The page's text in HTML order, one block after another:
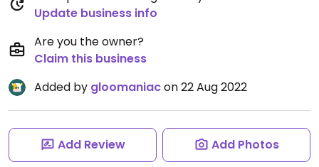
Update business info
Are you the owner?
Claim this business
Added by gloomaniacon 22 Aug 2022
Add Review Add Photos